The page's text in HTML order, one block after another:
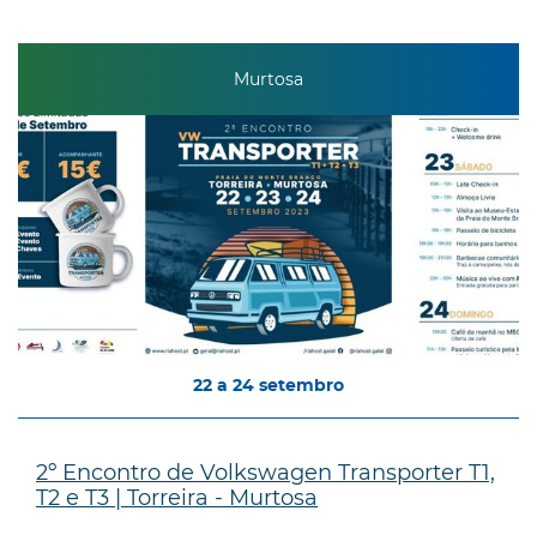
Murtosa
22 a 24 setembro
2º Encontro de Volkswagen Transporter T1,
T2 e T3 | Torreira - Murtosa